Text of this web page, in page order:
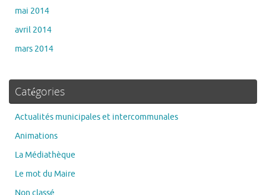
mai 2014
avril 2014
mars 2014
Catégories
Actualités municipales et intercommunales
Animations
La Médiathèque
Le mot du Maire
Non classé